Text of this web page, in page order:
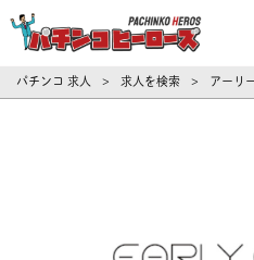
パチ
パチンコ 求人 > 求人を検索 > アーリ